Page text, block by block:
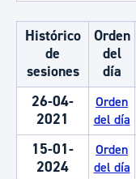
Histórico
de
sesiones
Orden
del
día
26-04-
2021
Orden
del día
15-01-
2024
Orden
del día